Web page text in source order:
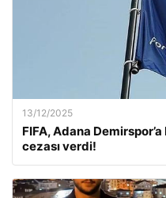
13/12/2025
FIFA, Adana
cezası verdi!